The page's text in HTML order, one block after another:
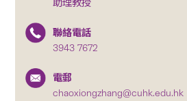
助理教授
聯絡電話
3943 7672
電郵
chaoxiongzhang@cuhk.edu.hk